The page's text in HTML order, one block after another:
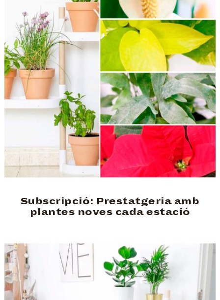
Subscripció: Prestatgeria amb
plantes noves cada estació